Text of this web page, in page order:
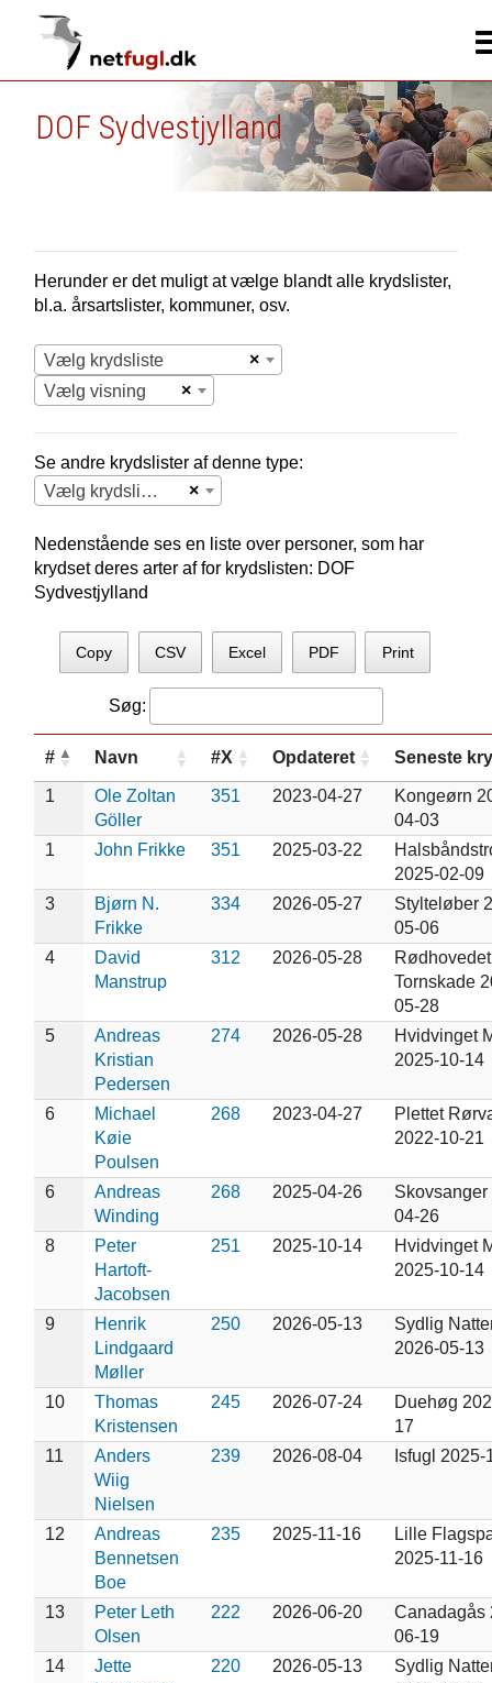
DOF Sydvestjylland
Herunder er det muligt at vælge blandt alle krydslister,
bl.a. årsartslister, kommuner, osv.
×
Vælg krydsliste
×
Vælg visning
Se andre krydslister af denne type:
×
Vælg krydsliste
Nedenstående ses en liste over personer, som har
krydset deres arter af for krydslisten: DOF
Sydvestjylland
Copy CSV Excel PDF Print
Søg:
# Navn #X Opdateret Seneste
1
Ole Zoltan
Göller
351 2023-04-27
Kongeørn
04-03
1
John Frikke 351 2025-03-22
2025-02-09
3
Bjørn N.
Frikke
334 2026-05-27
Stylteløber
05-06
4
David
Manstrup
312 2026-05-28
Rødhovedet
Tornskade
05-28
5
Andreas
Kristian
Pedersen
274 2026-05-28
Hvidvinget
2025-10-14
6
Michael
Køie
Poulsen
268 2023-04-27
Plettet
2022-10-21
6
Andreas
Winding
268 2025-04-26
Skovsanger
04-26
8
Peter
Hartoft-
Jacobsen
251 2025-10-14
Hvidvinget
2025-10-14
9
Henrik
Lindgaard
Møller
250 2026-05-13
Sydlig
2026-05-13
10
Thomas
Kristensen
245 2026-07-24
Duehøg
17
11
Anders
Wiig
Nielsen
239 2026-08-04 Isfugl 2025-
12
Andreas
Bennetsen
Boe
235 2025-11-16
Lille
2025-11-16
13
Peter Leth
Olsen
222 2026-06-20
Canadagås
06-19
14
Jette
220 2026-05-13
Sydlig